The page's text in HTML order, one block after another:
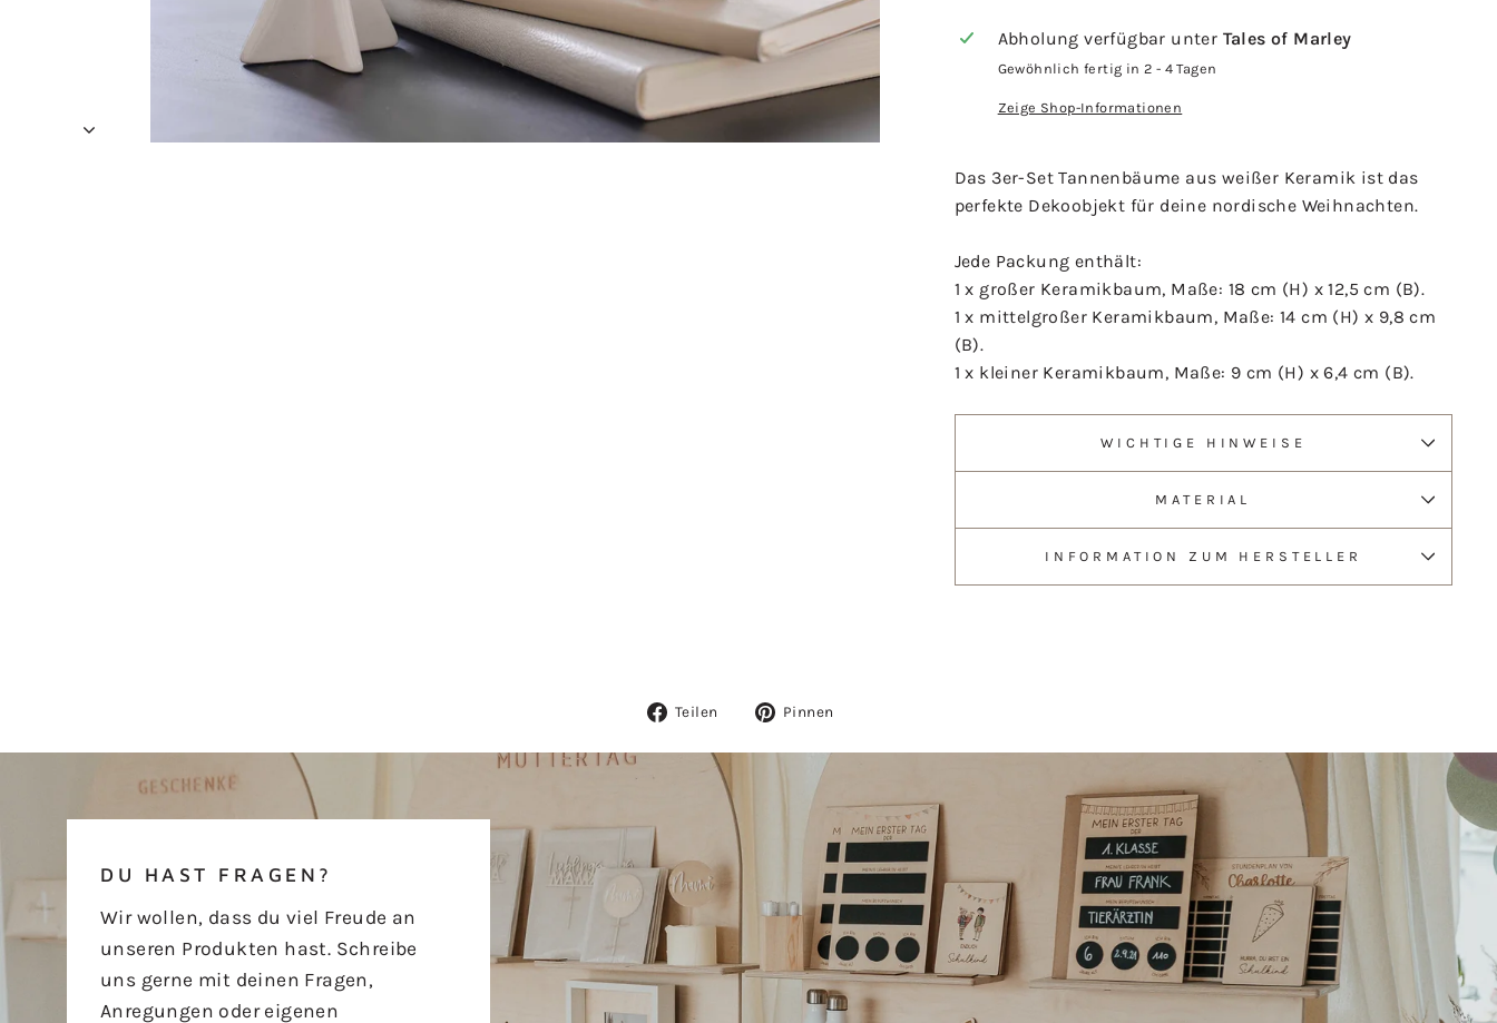
Abholung verfügbar unter Tales of Marley
Gewöhnlich fertig in 2 - 4 Tagen
Zeige Shop-Informationen
Das 3er-Set Tannenbäume aus weißer Keramik ist das
perfekte Dekoobjekt für deine nordische Weihnachten.
Jede Packung enthält:
1 x großer Keramikbaum, Maße: 18 cm (H) x 12,5 cm (B).
1 x mittelgroßer Keramikbaum, Maße: 14 cm (H) x 9,8 cm
(B).
1 x kleiner Keramikbaum, Maße: 9 cm (H) x 6,4 cm (B).
WICHTIGE HINWEISE
MATERIAL
INFORMATION ZUM HERSTELLER
Teilen
Auf
Pinnen
DU HAST FRAGEN?
Wir wollen, dass du viel Freude an
unseren Produkten hast. Schreibe
uns gerne mit deinen Fragen,
Anregungen oder eigenen